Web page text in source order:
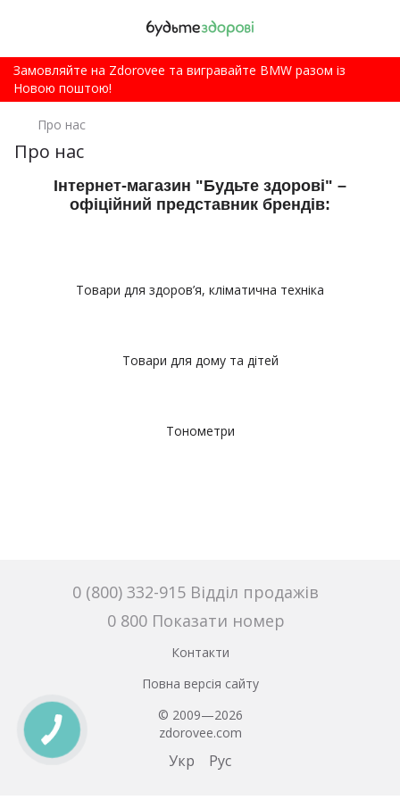
Замовляйте на Zdorovee та вигравайте BMW разом із
Новою поштою!
Про нас
Про нас
Інтернет-магазин "Будьте здорові" –
офіційний представник брендів:
Товари для здоров’я, кліматична техніка
Товари для дому та дітей
Тонометри
0 (800) 332-915 Відділ продажів
0 800 Показати номер
Контакти
Повна версія сайту
© 2009—2026
zdorovee.com
Укр Рус